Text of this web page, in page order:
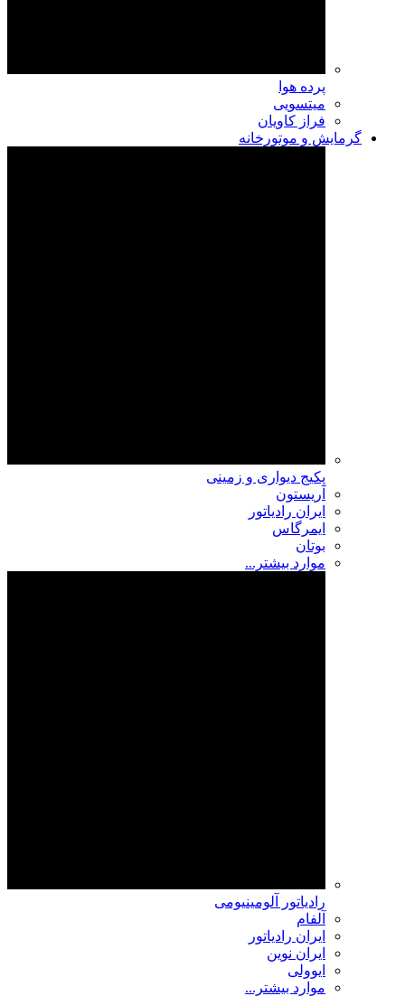
پرده هوا
میتسویی
فراز کاویان
گرمایش و موتورخانه
پکیج دیواری و زمینی
آریستون
ایران رادیاتور
ایمرگاس
بوتان
موارد بیشتر...
رادیاتور آلومینیومی
آلفام
ایران رادیاتور
ایران نوین
ایوولی
موارد بیشتر...